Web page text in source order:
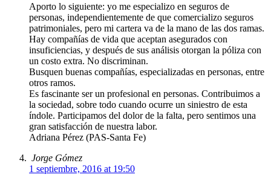
Aporto lo siguiente: yo me especializo en seguros de
personas, independientemente de que comercializo seguros
patrimoniales, pero mi cartera va de la mano de las dos ramas.
Hay compañías de vida que aceptan asegurados con
insuficiencias, y después de sus análisis otorgan la póliza con
un costo extra. No discriminan.
Busquen buenas compañías, especializadas en personas, entre
otros ramos.
Es fascinante ser un profesional en personas. Contribuimos a
la sociedad, sobre todo cuando ocurre un siniestro de esta
índole. Participamos del dolor de la falta, pero sentimos una
gran satisfacción de nuestra labor.
Adriana Pérez (PAS-Santa Fe)
Jorge Gómez
1 septiembre, 2016 at 19:50